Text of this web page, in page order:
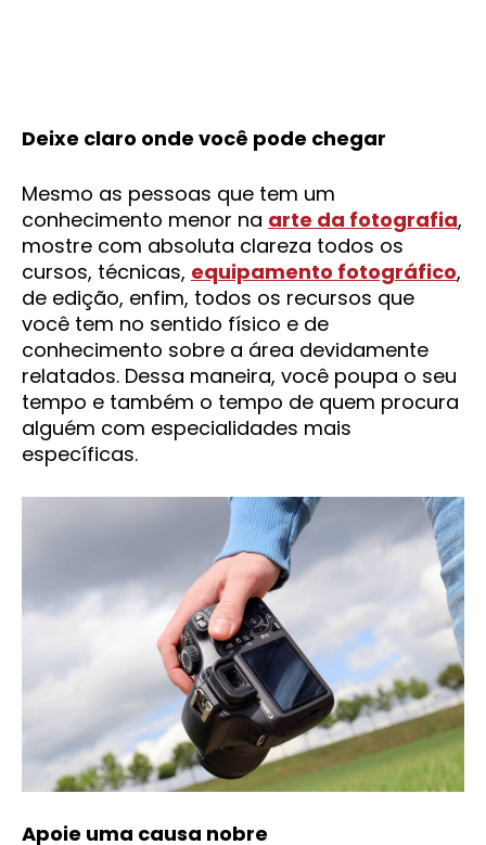
Deixe claro onde você pode chegar
Mesmo as pessoas que tem um
conhecimento menor na arte da fotografia,
mostre com absoluta clareza todos os
cursos, técnicas, equipamento fotográfico,
de edição, enfim, todos os recursos que
você tem no sentido físico e de
conhecimento sobre a área devidamente
relatados. Dessa maneira, você poupa o seu
tempo e também o tempo de quem procura
alguém com especialidades mais
específicas.
Apoie uma causa nobre